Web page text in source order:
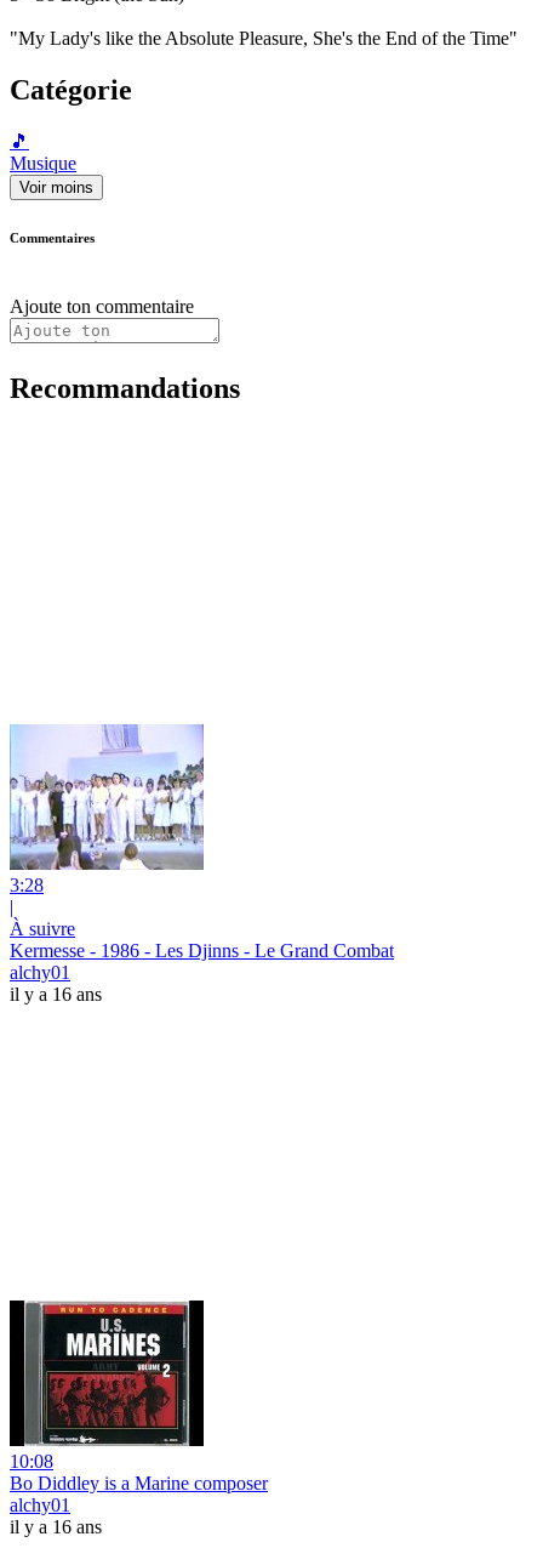
"My Lady's like the Absolute Pleasure, She's the End of the Time"
Catégorie
🎵
Musique
Voir moins
Commentaires
Ajoute ton commentaire
Recommandations
3:28
|
À suivre
Kermesse - 1986 - Les Djinns - Le Grand Combat
alchy01
il y a 16 ans
10:08
Bo Diddley is a Marine composer
alchy01
il y a 16 ans